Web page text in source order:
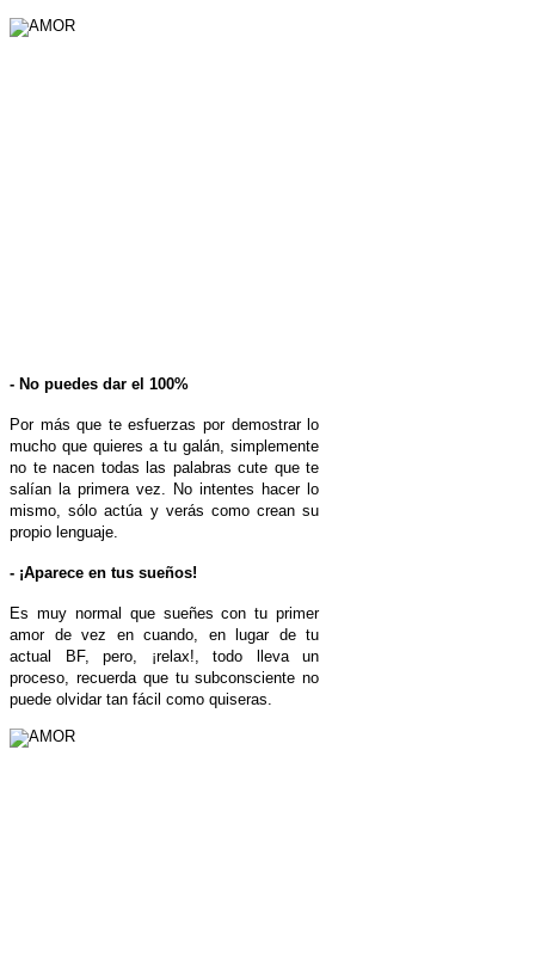
- No puedes dar el 100%
Por más que te esfuerzas por demostrar lo
mucho que quieres a tu galán, simplemente
no te nacen todas las palabras cute que te
salían la primera vez. No intentes hacer lo
mismo, sólo actúa y verás como crean su
propio lenguaje.
- ¡Aparece en tus sueños!
Es muy normal que sueñes con tu primer
amor de vez en cuando, en lugar de tu
actual BF, pero, ¡relax!, todo lleva un
proceso, recuerda que tu subconsciente no
puede olvidar tan fácil como quiseras.